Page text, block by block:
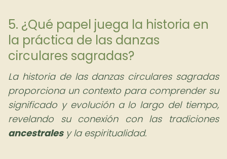
5. ¿Qué papel juega la historia en
la práctica de las danzas
circulares sagradas?
La historia de las danzas circulares sagradas
proporciona un contexto para comprender su
significado y evolución a lo largo del tiempo,
revelando su conexión con las tradiciones
ancestralesy la espiritualidad.